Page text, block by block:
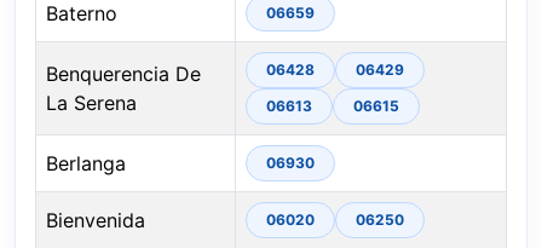
Baterno 06659
Benquerencia De
La Serena
06428
06429
06613
06615
Berlanga 06930
Bienvenida 06020 06250